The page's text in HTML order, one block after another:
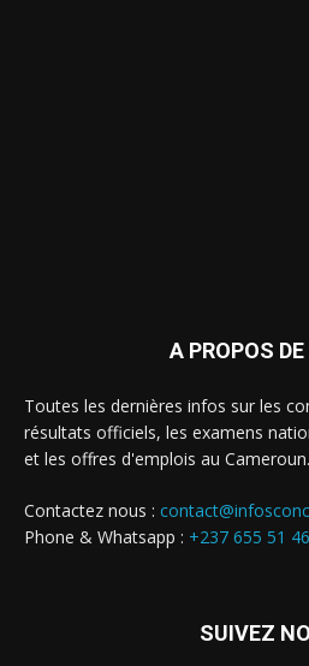
A PROPOS
Toutes les dernières infos sur les
résultats officiels, les examens
et les offres d'emplois au Cameroun.
Contactez nous :
Phone & Whatsapp : +237 655 51
SUIVEZ